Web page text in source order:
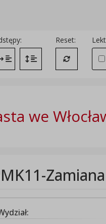
Zmień odstęp między literami
Zmień interlinię i
Reset:
Przywróć
we